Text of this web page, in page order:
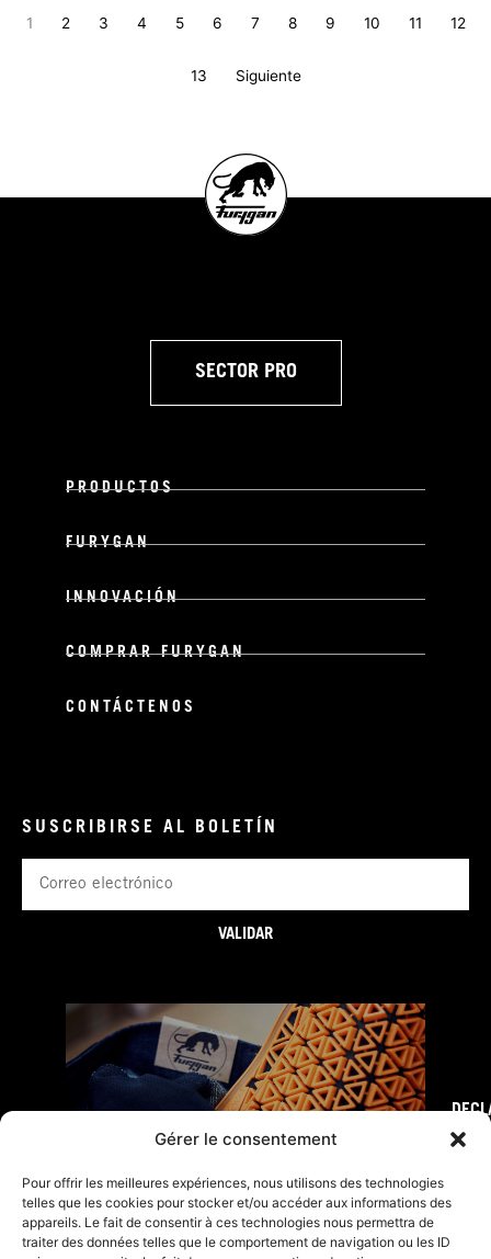
Gérer le consentement
Pour offrir les meilleures expériences, nous utilisons des technologies
telles que les cookies pour stocker et/ou accéder aux informations des
appareils. Le fait de consentir à ces technologies nous permettra de
traiter des données telles que le comportement de navigation ou les ID
1 2 3 4 5 6 7 8 9 10 11 12
13 Siguiente
SECTOR PRO
PRODUCTOS
FURYGAN
INNOVACIÓN
COMPRAR FURYGAN
CONTÁCTENOS
SUSCRIBIRSE AL BOLETÍN
VALIDAR